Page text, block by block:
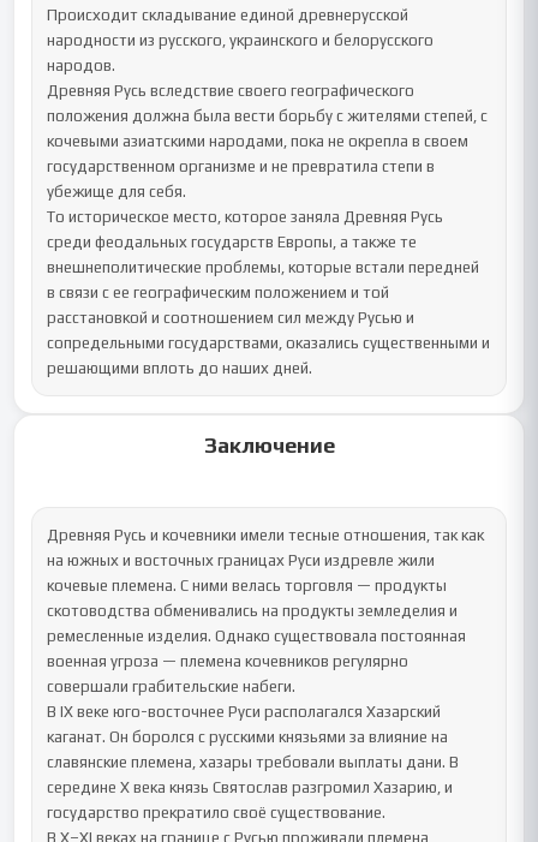
Происходит складывание единой древнерусской
народности из русского, украинского и белорусского
народов.
Древняя Русь вследствие своего географического
положения должна была вести борьбу с жителями степей, с
кочевыми азиатскими народами, пока не окрепла в своем
государственном организме и не превратила степи в
убежище для себя.
То историческое место, которое заняла Древняя Русь
среди феодальных государств Европы, а также те
внешнеполитические проблемы, которые встали передней
в связи с ее географическим положением и той
расстановкой и соотношением сил между Русью и
сопредельными государствами, оказались существенными и
решающими вплоть до наших дней.
Заключение
Древняя Русь и кочевники имели тесные отношения, так как
на южных и восточных границах Руси издревле жили
кочевые племена. С ними велась торговля — продукты
скотоводства обменивались на продукты земледелия и
ремесленные изделия. Однако существовала постоянная
военная угроза — племена кочевников регулярно
совершали грабительские набеги.
В IX веке юго-восточнее Руси располагался Хазарский
каганат. Он боролся с русскими князьями за влияние на
славянские племена, хазары требовали выплаты дани. В
середине X века князь Святослав разгромил Хазарию, и
государство прекратило своё существование.
В X–XI веках на границе с Русью проживали племена